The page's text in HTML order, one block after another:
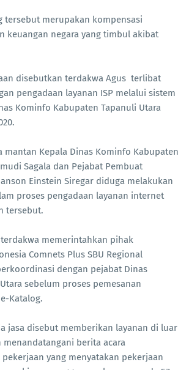
tersebut merupakan kompensasi
keuangan negara yang timbul akibat
disebutkan terdakwa Agus terlibat
pengadaan layanan ISP melalui sistem
Kominfo Kabupaten Tapanuli Utara
mantan Kepala Dinas Kominfo Kabupaten
Sagala dan Pejabat Pembuat
Einstein Siregar diduga melakukan
proses pengadaan layanan internet
tersebut.
terdakwa memerintahkan pihak
Comnets Plus SBU Regional
dengan pejabat Dinas
sebelum proses pemesanan
Katalog.
jasa disebut memberikan layanan di luar
menandatangani berita acara
yang menyatakan pekerjaan